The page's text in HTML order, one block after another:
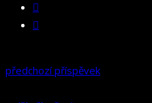
předchozí příspěvek